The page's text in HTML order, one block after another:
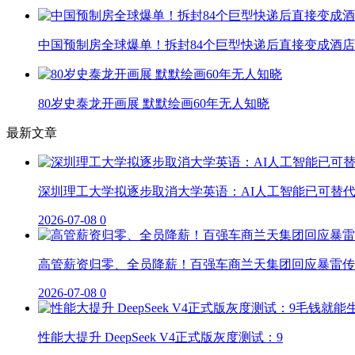
中国预制房全球爆单！拆封84个巨型快递后直接变成酒店
80岁史泰龙开画展 默默绘画60年无人知晓
最新文章
深圳理工大学拟逐步取消大学英语：AI人工智能已可替代
2026-07-08 0
高管薪资归零、全员降薪！百强车商兰天集团回应暴雷
2026-07-08 0
性能大提升 DeepSeek V4正式版灰度测试：9